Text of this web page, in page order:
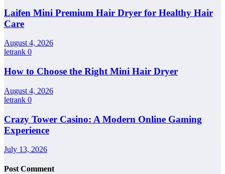
Laifen Mini Premium Hair Dryer for Healthy Hair
Care
August 4, 2026
letrank 0
How to Choose the Right Mini Hair Dryer
August 4, 2026
letrank 0
Crazy Tower Casino: A Modern Online Gaming
Experience
July 13, 2026
Post Comment